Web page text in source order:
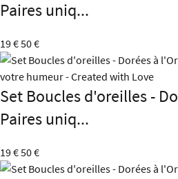
Paires uniq...
19 €50 €
Set Boucles d'oreilles -
Paires uniq...
19 €50 €